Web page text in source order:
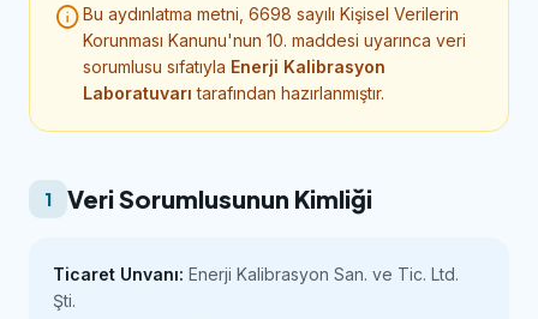
infoBu aydınlatma metni, 6698 sayılı Kişisel Verilerin
Korunması Kanunu'nun 10. maddesi uyarınca veri
sorumlusu sıfatıyla Enerji Kalibrasyon
Laboratuvarı tarafından hazırlanmıştır.
1 Veri Sorumlusunun Kimliği
Ticaret Unvanı: Enerji Kalibrasyon San. ve Tic. Ltd.
Şti.